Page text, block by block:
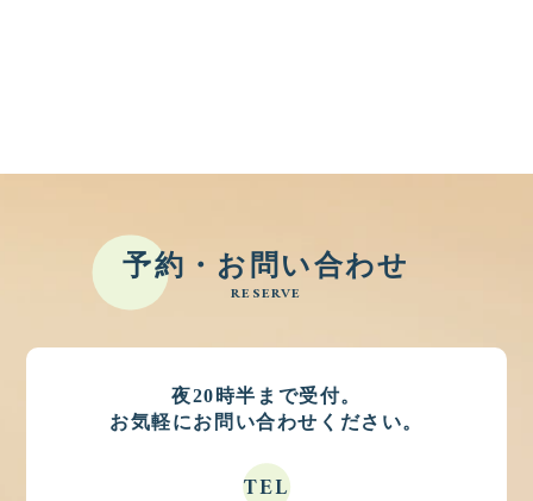
予約・お問い合わせ
RESERVE
夜20時半まで受付。
お気軽にお問い合わせください。
TEL